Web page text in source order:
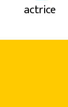
actrice